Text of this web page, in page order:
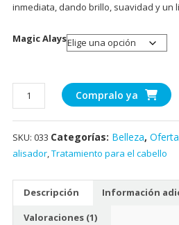
inmediata, dando brillo, suavidad y un
Magic Alays
Compralo ya
SKU: 033 Categorías: Belleza,
alisador,Tratamiento para el cabello
Descripción
Información
Valoraciones (1)